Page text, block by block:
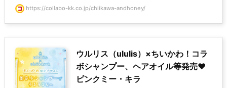
https://collabo-kk.co.jp/chiikawa-andhoney/
ウルリス（ululis）×ちいかわ！コラ
ボシャンプー、ヘアオイル等発売♥
ピンクミー・キラ